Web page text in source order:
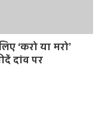
‘करो या मरो’
दांव पर